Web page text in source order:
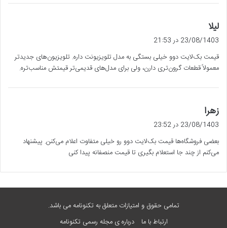
لیلا
ف
:
23/08/1403 در 21:53
قیمت بک‌لایت دوو خیلی بستگی به مدل تلویزیونت داره. تلویزیون‌های جدیدتر
معمولاً قطعات گرون‌تری دارن، ولی برای مدل‌های قدیمی‌تر قیمتش مناسب‌تره.
زهرا
ف
23/08/1403 در 23:52
بعضی فروشگاه‌ها قیمت بک‌لایت دوو رو خیلی متفاوت اعلام می‌کنن. پیشنهاد
می‌کنم از چند جا استعلام بگیری تا قیمت منصفانه پیدا کنی
تمامی حقوق و امتیازات متعلق به تکنونامه می باشد.
ارتباط با ما
درباره ی مجله رسمی تکنونامه